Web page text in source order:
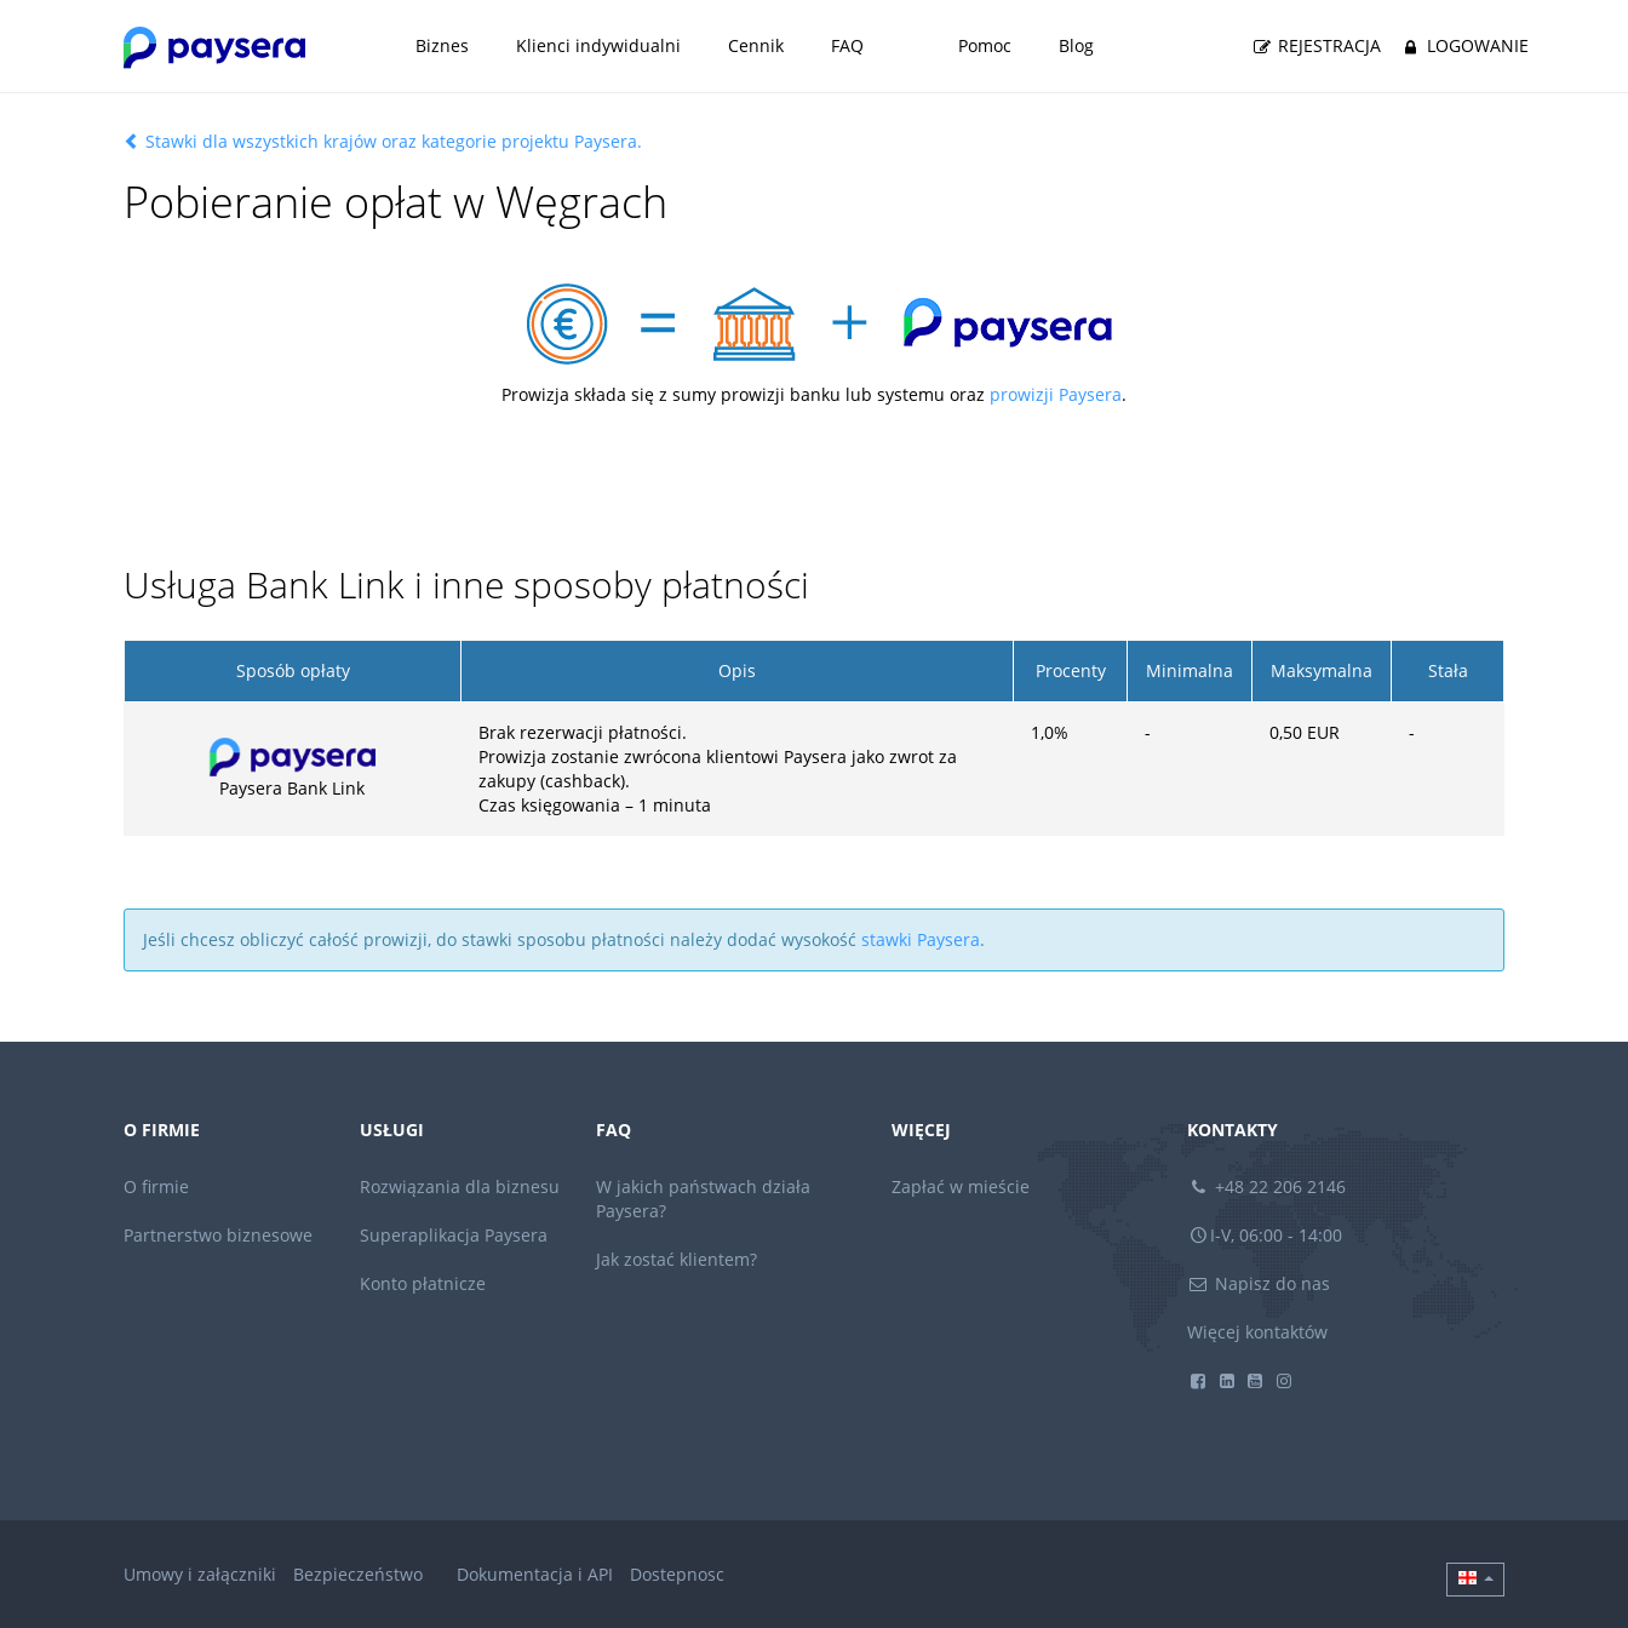
Biznes Klienci indywidualni Cennik FAQ Pomoc Blog REJESTRACJA LOGOWANIE
Stawki dla wszystkich krajów oraz kategorie projektu Paysera.
Pobieranie opłat w Węgrach
Prowizja składa się z sumy prowizji banku lub systemu oraz prowizji Paysera.
Usługa Bank Link i inne sposoby płatności
Sposób opłaty Opis Procenty Minimalna Maksymalna Stała
Paysera Bank Link
Brak rezerwacji płatności.
Prowizja zostanie zwrócona klientowi Paysera jako zwrot za
zakupy (cashback).
Czas księgowania – 1 minuta
1,0% - 0,50 EUR -
Jeśli chcesz obliczyć całość prowizji, do stawki sposobu płatności należy dodać wysokość stawki Paysera.
O FIRMIE
O firmie
Partnerstwo biznesowe
USŁUGI
Rozwiązania dla biznesu
Superaplikacja Paysera
Konto płatnicze
FAQ
W jakich państwach działa
Paysera?
Jak zostać klientem?
WIĘCEJ
Zapłać w mieście
KONTAKTY
+48 22 206 2146
I-V, 06:00 - 14:00
Napisz do nas
Więcej kontaktów
Umowy i załączniki Bezpieczeństwo Dokumentacja i API Dostepnosc